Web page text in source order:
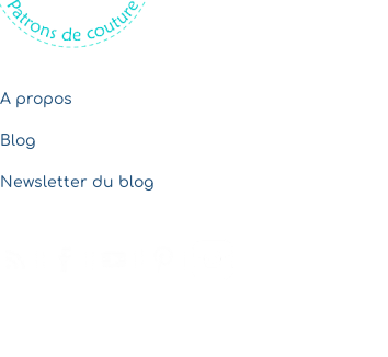
A propos
Blog
Newsletter du blog